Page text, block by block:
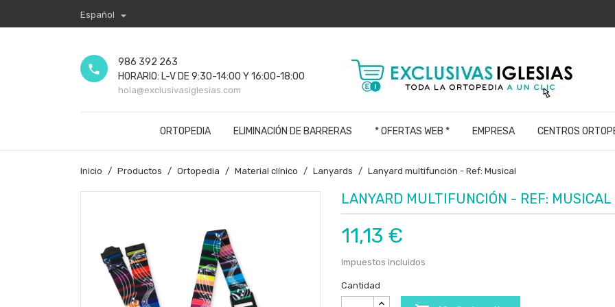
Español 
phone
986 392 263
HORARIO: L-V DE 9:30-14:00 Y 16:00-18:00
hola@exclusivasiglesias.com
ORTOPEDIA ELIMINACIÓN DE BARRERAS * OFERTAS WEB * EMPRESA CENTROS
Inicio Productos Ortopedia Material clínico Lanyards Lanyard multifunción - Ref: Musical
LANYARD MULTIFUNCIÓN - REF: MUSICAL
11,13 €
Impuestos incluidos
Cantidad